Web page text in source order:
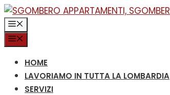
Vai
al
contenuto
HOME
LAVORIAMO IN TUTTA LA LOMBARDIA
SERVIZI